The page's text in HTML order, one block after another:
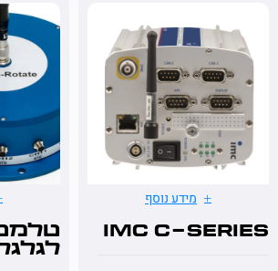
מידע נוסף
imc C-
מידע
לגלגלים